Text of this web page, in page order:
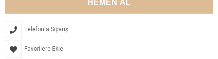
Telefonla Sipariş
Favorilere Ekle